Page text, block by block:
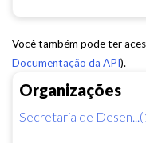
Organizações
Secretaria de
Você também pode ter
Documentação da API).